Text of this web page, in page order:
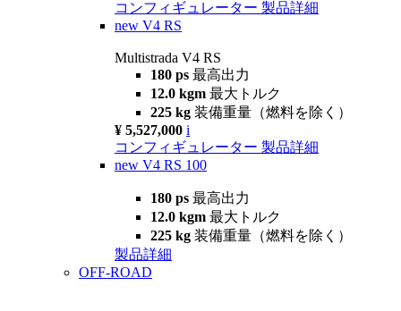
コンフィギュレーター 製品詳細
new V4 RS
Multistrada V4 RS
180 ps 最高出力
12.0 kgm 最大トルク
225 kg 装備重量（燃料を除く）
¥ 5,527,000 i
コンフィギュレーター 製品詳細
new V4 RS 100
180 ps 最高出力
12.0 kgm 最大トルク
225 kg 装備重量（燃料を除く）
製品詳細
OFF-ROAD